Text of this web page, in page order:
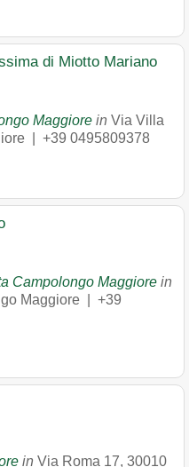
di Miotto Mariano
Maggiore in Via Villa
+39 0495809378
Campolongo Maggiore in
Maggiore
+39
in Via Roma 17, 30010